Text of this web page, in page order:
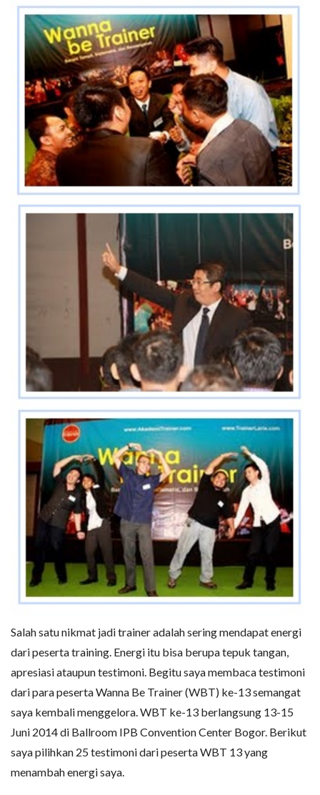
Salah satu nikmat jadi trainer adalah sering mendapat energi
dari peserta training. Energi itu bisa berupa tepuk tangan,
apresiasi ataupun testimoni. Begitu saya membaca testimoni
dari para peserta Wanna Be Trainer (WBT) ke-13 semangat
saya kembali menggelora. WBT ke-13 berlangsung 13-15
Juni 2014 di Ballroom IPB Convention Center Bogor. Berikut
saya pilihkan 25 testimoni dari peserta WBT 13 yang
menambah energi saya.